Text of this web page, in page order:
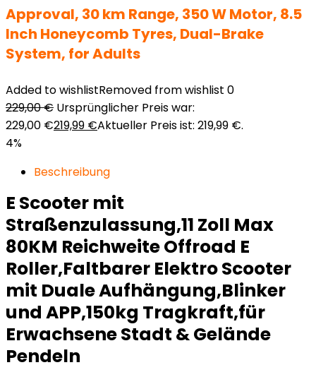
Approval, 30 km Range, 350 W Motor, 8.5
Inch Honeycomb Tyres, Dual-Brake
System, for Adults
Added to wishlistRemoved from wishlist 0
229,00€ Ursprünglicher Preis war:
229,00 €219,99 €Aktueller Preis ist: 219,99 €.
4%
Beschreibung
E Scooter mit
Straßenzulassung,11 Zoll Max
80KM Reichweite Offroad E
Roller,Faltbarer Elektro Scooter
mit Duale Aufhängung,Blinker
und APP,150kg Tragkraft,für
Erwachsene Stadt & Gelände
Pendeln